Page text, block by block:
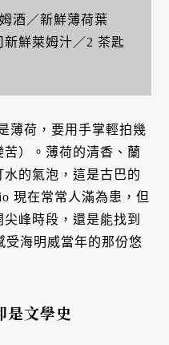
酒／新鮮薄荷葉
新鮮萊姆汁／2 茶匙
薄荷，要用手掌輕拍幾
）。薄荷的清香、蘭
的氣泡，這是古巴的
現在常常人滿為患，但
峰時段，還是能找到
海明威當年的那份悠
是文學史